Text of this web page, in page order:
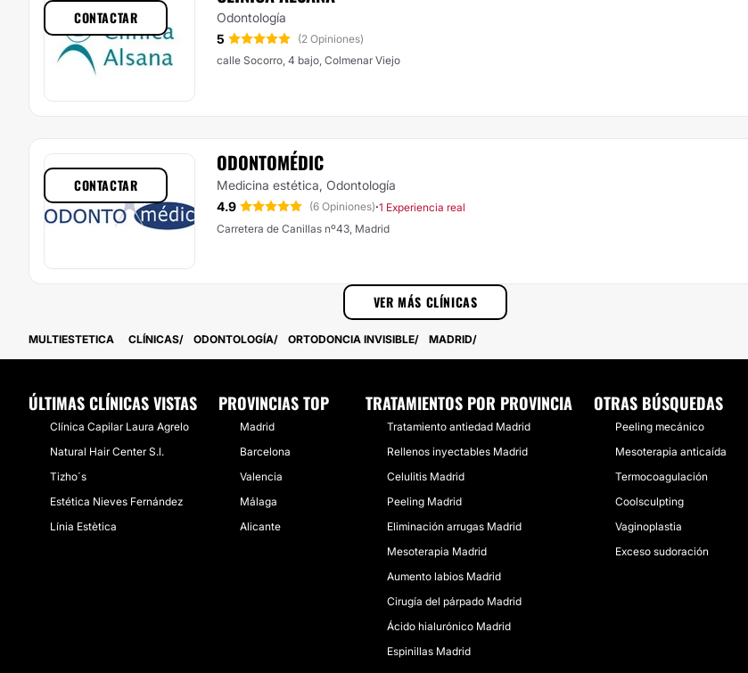
Odontología
5
(2 Opiniones)
calle Socorro, 4 bajo, Colmenar Viejo
CONTACTAR
ODONTOMÉDIC
Medicina estética, Odontología
4.9
(6 Opiniones)·1 Experiencia real
Carretera de Canillas nº43, Madrid
CONTACTAR
VER MÁS CLÍNICAS
MULTIESTETICA CLÍNICAS ODONTOLOGÍA ORTODONCIA INVISIBLE MADRID
ÚLTIMAS CLÍNICAS VISTAS
Clínica Capilar Laura Agrelo
Natural Hair Center S.l.
Tizho´s
Estética Nieves Fernández
Línia Estètica
PROVINCIAS TOP
Madrid
Barcelona
Valencia
Málaga
Alicante
TRATAMIENTOS POR PROVINCIA
Tratamiento antiedad Madrid
Rellenos inyectables Madrid
Celulitis Madrid
Peeling Madrid
Eliminación arrugas Madrid
Mesoterapia Madrid
Aumento labios Madrid
Cirugía del párpado Madrid
Ácido hialurónico Madrid
Espinillas Madrid
OTRAS BÚSQUEDAS
Peeling mecánico
Mesoterapia anticaída
Termocoagulación
Coolsculpting
Vaginoplastia
Exceso sudoración